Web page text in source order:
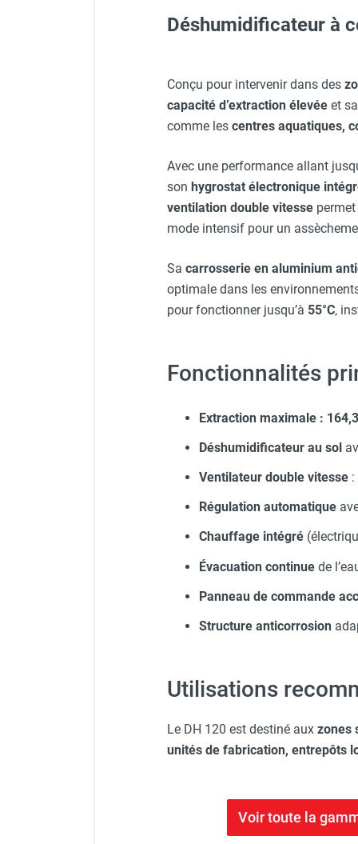
Pompe de relevage externe
Protecteur d'oreilles avec
Veste de chantier PE10J -
Visière V 10 - HUSQVARNA
Lunettes de protection PRO -
Veste de chantier PE10J -
Déshumidificateur à
Conçu pour intervenir dans des
capacité d’extraction élevée et
comme les centres aquatiques,
Avec une performance allant
son hygrostat électronique
ventilation double vitesse
mode intensif pour un
Sa carrosserie en aluminium
optimale dans les
pour fonctionner jusqu’à 55°C,
Fonctionnalités
Extraction maximale :
Déshumidificateur au sol
Ventilateur double vitesse
Régulation automatique
Chauffage intégré
Évacuation continue de
Panneau de commande
Structure anticorrosion
Utilisations
Le DH 120 est destiné aux zones
unités de fabrication, entrepôts
Voir toute la